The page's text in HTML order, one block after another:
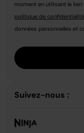
moment en utilisant le
politique de confidentialité
données personnelles et
Suivez-nous :